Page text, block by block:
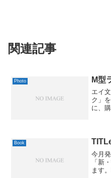
関連記事
Photo M型
エイ
ク」
に、
Book
今月
「新
ます